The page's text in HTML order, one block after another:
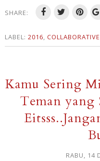
SHARE:
LABEL: 2016,
Kamu Sering
Teman yang
RABU, 14